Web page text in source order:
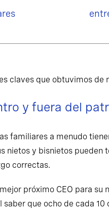
claves que obtuvimos de
y fuera del
familiares a menudo
nietos y bisnietos pueden
correctas.
próximo CEO para
saber que ocho de cada